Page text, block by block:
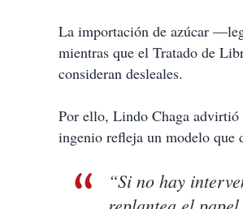
La importación de azúcar
mientras que el Tratado de
consideran desleales.
Por ello, Lindo Chaga advirtió
ingenio refleja un modelo que
“Si no hay